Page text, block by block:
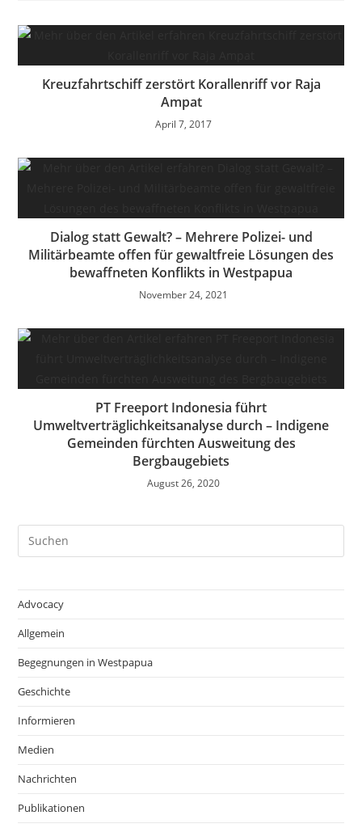
Kreuzfahrtschiff zerstört Korallenriff vor Raja
Ampat
April 7, 2017
Dialog statt Gewalt? – Mehrere Polizei- und
Militärbeamte offen für gewaltfreie Lösungen des
bewaffneten Konflikts in Westpapua
November 24, 2021
PT Freeport Indonesia führt
Umweltverträglichkeitsanalyse durch – Indigene
Gemeinden fürchten Ausweitung des
Bergbaugebiets
August 26, 2020
Advocacy
Allgemein
Begegnungen in Westpapua
Geschichte
Informieren
Medien
Nachrichten
Publikationen